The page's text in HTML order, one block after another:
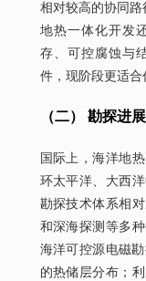
相对较高的协同路
地热一体化开发
存、可控腐蚀与
件，现阶段更适合
（二） 勘探进展
国际上，海洋地
环太平洋、大西
勘探技术体系相
和深海探测等多
海洋可控源电磁
的热储层分布；